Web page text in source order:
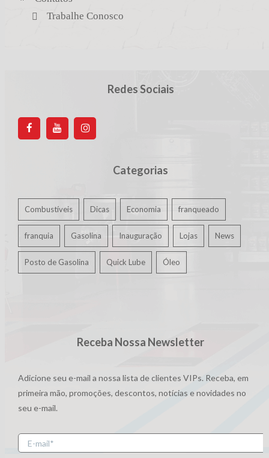
Trabalhe Conosco
Redes Sociais
Categorias
Combustíveis Dicas Economia franqueado
franquia Gasolina Inauguração Lojas News
Posto de Gasolina Quick Lube Óleo
Receba Nossa Newsletter
Adicione seu e-mail a nossa lista de clientes VIPs. Receba, em
primeira mão, promoções, descontos, notícias e novidades no
seu e-mail.
E-
mail